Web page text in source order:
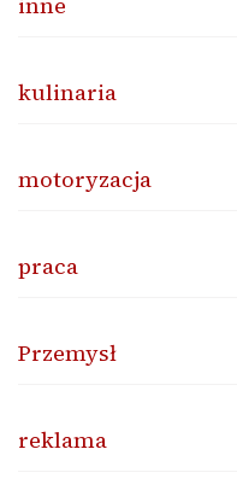
kulinaria
motoryzacja
praca
Przemysł
reklama